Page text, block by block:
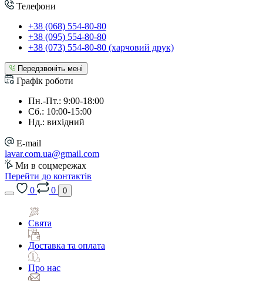
Телефони
+38 (068) 554-80-80
+38 (095) 554-80-80
+38 (073) 554-80-80 (харчовий друк)
Передзвоніть мені
Графік роботи
Пн.-Пт.: 9:00-18:00
Сб.: 10:00-15:00
Нд.: вихідний
E-mail
lavar.com.ua@gmail.com
Ми в соцмережах
Перейти до контактів
0
0 0
Свята
Доставка та оплата
Про нас